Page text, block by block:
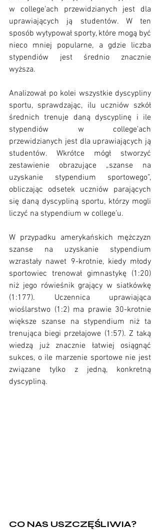
w college’ach przewidzianych jest dla
uprawiających ją studentów. W ten
sposób wytypował sporty, które mogą być
nieco mniej popularne, a gdzie liczba
stypendiów jest średnio znacznie
wyższa.
Analizował po kolei wszystkie dyscypliny
sportu, sprawdzając, ilu uczniów szkół
średnich trenuje daną dyscyplinę i ile
stypendiów w college’ach
przewidzianych jest dla uprawiających ją
studentów. Wkrótce mógł stworzyć
zestawienie obrazujące „szanse na
uzyskanie stypendium sportowego”,
obliczając odsetek uczniów parających
się daną dyscypliną sportu, którzy mogli
liczyć na stypendium w college’u.
W przypadku amerykańskich mężczyzn
szanse na uzyskanie stypendium
wzrastały nawet 9-krotnie, kiedy młody
sportowiec trenował gimnastykę (1:20)
niż jego rówieśnik grający w siatkówkę
(1:177). Uczennica uprawiająca
wioślarstwo (1:2) ma prawie 30-krotnie
większe szanse na stypendium niż ta
trenująca biegi przełajowe (1:57). Z taką
wiedzą już znacznie łatwiej osiągnąć
sukces, o ile marzenie sportowe nie jest
związane tylko z jedną, konkretną
dyscypliną.
CO NAS USZCZĘŚLIWIA?